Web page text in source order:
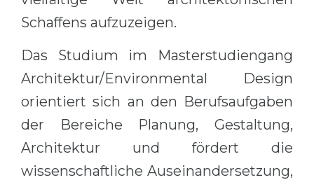
Schaffens aufzuzeigen.
Das Studium im Masterstudiengang
Architektur/Environmental Design
orientiert sich an den Berufsaufgaben
der Bereiche Planung, Gestaltung,
Architektur und fördert die
wissenschaftliche Auseinandersetzung,